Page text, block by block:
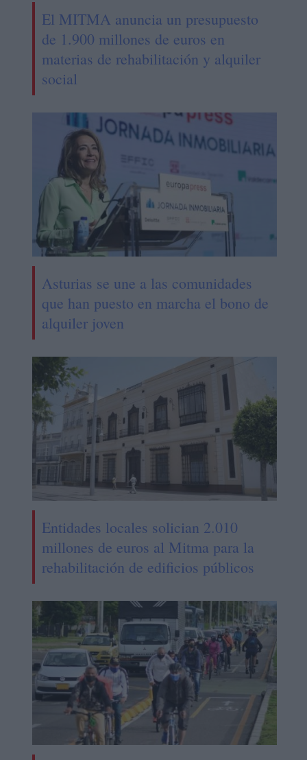
El MITMA anuncia un presupuesto
de 1.900 millones de euros en
materias de rehabilitación y alquiler
social
Asturias se une a las comunidades
que han puesto en marcha el bono de
alquiler joven
Entidades locales solician 2.010
millones de euros al Mitma para la
rehabilitación de edificios públicos